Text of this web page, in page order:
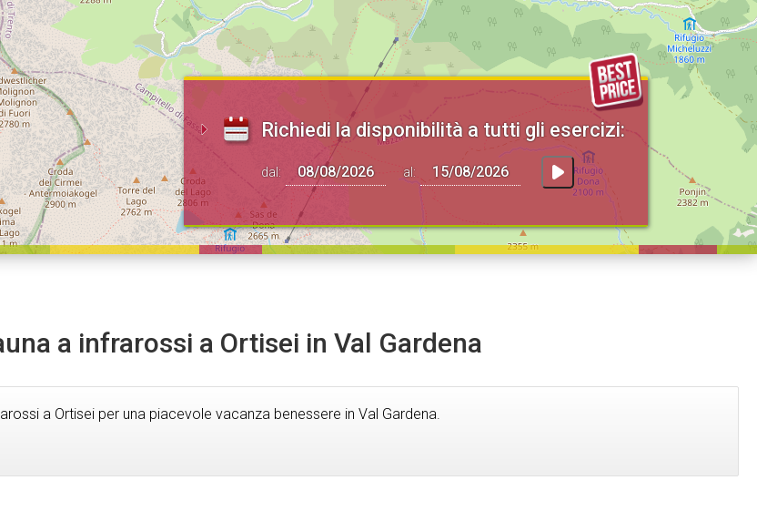
Richiedi la disponibilità a tutti gli esercizi:
dal: al:
a infrarossi a Ortisei in Val Gardena
a Ortisei per una piacevole vacanza benessere in Val Gardena.